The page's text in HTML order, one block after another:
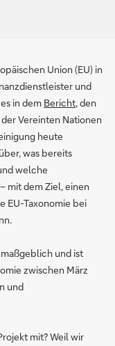
Union (EU) in
und
in dem Bericht, den
Vereinten Nationen
heute
was bereits
welche
mit dem Ziel, einen
EU-Taxonomie bei
und ist
zwischen März
und
mit? Weil wir